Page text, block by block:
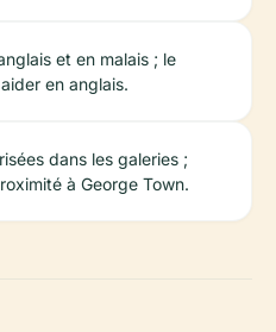
et en malais ; le
en anglais.
dans les galeries ;
à George Town.